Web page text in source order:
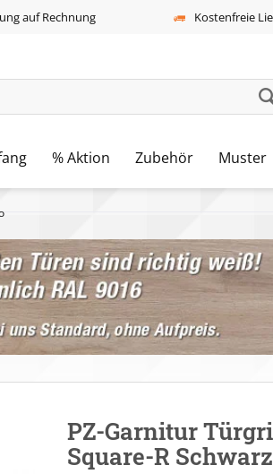
auf Rechnung Kostenfreie
% Aktion Zubehör Muster
PZ-Garnitur
Square-R